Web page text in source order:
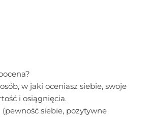
w jaki oceniasz siebie, swoje
i osiągnięcia.
(pewność siebie, pozytywne